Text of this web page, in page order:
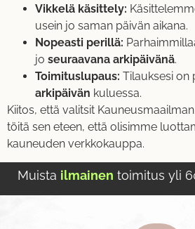
Vikkelä käsittely:
usein jo saman päivän aikana.
Nopeasti perillä:
jo seuraavana arkipäivänä.
Toimituslupaus: Tilauksesi on
arkipäivän kuluessa.
Kiitos, että valitsit
töitä sen eteen, että olisimme
kauneuden verkkokauppa.
Muista ilmainen toimitus yli